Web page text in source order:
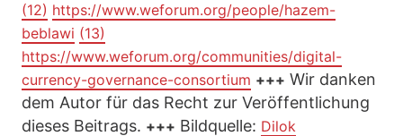
(12) https://www.weforum.org/people/hazem-
beblawi (13)
https://www.weforum.org/communities/digital-
currency-governance-consortium +++ Wir danken
dem Autor für das Recht zur Veröffentlichung
dieses Beitrags. +++ Bildquelle: Dilok